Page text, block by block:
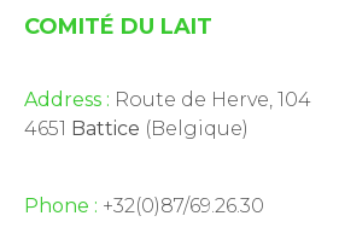
COMITÉ DU LAIT
Address : Route de Herve, 104
4651 Battice (Belgique)
Phone : +32(0)87/69.26.30